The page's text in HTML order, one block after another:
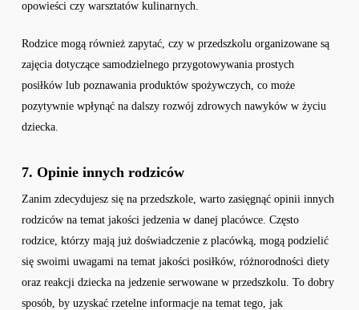
opowieści czy warsztatów kulinarnych.
Rodzice mogą również zapytać, czy w przedszkolu organizowane są
zajęcia dotyczące samodzielnego przygotowywania prostych
posiłków lub poznawania produktów spożywczych, co może
pozytywnie wpłynąć na dalszy rozwój zdrowych nawyków w życiu
dziecka.
7. Opinie innych rodziców
Zanim zdecydujesz się na przedszkole, warto zasięgnąć opinii innych
rodziców na temat jakości jedzenia w danej placówce. Często
rodzice, którzy mają już doświadczenie z placówką, mogą podzielić
się swoimi uwagami na temat jakości posiłków, różnorodności diety
oraz reakcji dziecka na jedzenie serwowane w przedszkolu. To dobry
sposób, by uzyskać rzetelne informacje na temat tego, jak